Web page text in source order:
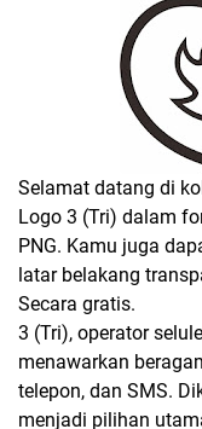
Selamat datang di
Logo 3 (Tri) dalam
PNG. Kamu juga
latar belakang
Secara gratis.
3 (Tri), operator
menawarkan
telepon, dan SMS.
menjadi pilihan